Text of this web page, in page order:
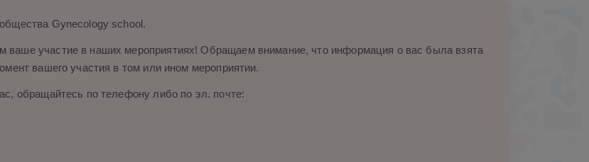
Gynecology school.
участие в наших мероприятиях! Обращаем внимание, что информация о вас была взята
вашего участия в том или ином мероприятии.
обращайтесь по телефону либо по эл. почте: